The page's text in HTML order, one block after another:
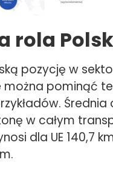
rola
pozycję w
można pominąć
Średnia
w całym
dla UE 140,7